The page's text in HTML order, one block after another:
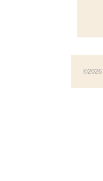
©2026